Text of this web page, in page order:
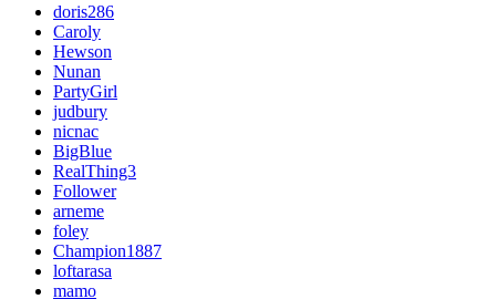
doris286
Caroly
Hewson
Nunan
PartyGirl
judbury
nicnac
BigBlue
RealThing3
Follower
arneme
foley
Champion1887
loftarasa
mamo